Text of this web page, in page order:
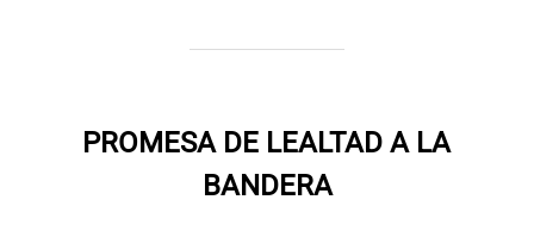
PROMESA DE LEALTAD A LA
BANDERA